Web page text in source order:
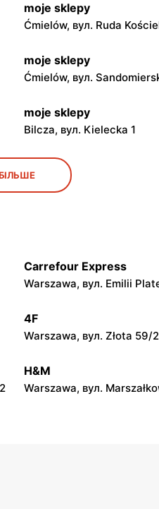
moje sklepy
Ćmielów, вул. Ruda
moje sklepy
Ćmielów, вул.
moje sklepy
Bilcza, вул. Kielecka 1
moje sklepy
Gorzyce, вул. Szkolna 44
moje sklepy
Iwierzyce, вул. Iwierzyce
moje sklepy
Niebylec, вул. Niebylec
Carrefour Express
Warszawa, вул. Emilii
4F
Warszawa, вул. Złota 59/
H&M
Warszawa, вул.